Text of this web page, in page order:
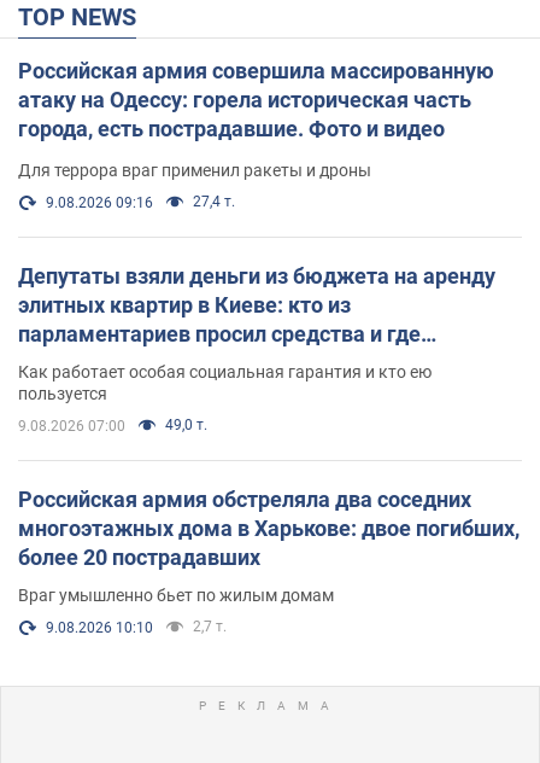
TOP NEWS
Российская армия совершила массированную
атаку на Одессу: горела историческая часть
города, есть пострадавшие. Фото и видео
Для террора враг применил ракеты и дроны
9.08.2026 09:16 27,4 т.
Депутаты взяли деньги из бюджета на аренду
элитных квартир в Киеве: кто из
парламентариев просил средства и где
поселился
Как работает особая социальная гарантия и кто ею
пользуется
9.08.2026 07:00 49,0 т.
Российская армия обстреляла два соседних
многоэтажных дома в Харькове: двое погибших,
более 20 пострадавших
Враг умышленно бьет по жилым домам
9.08.2026 10:10 2,7 т.